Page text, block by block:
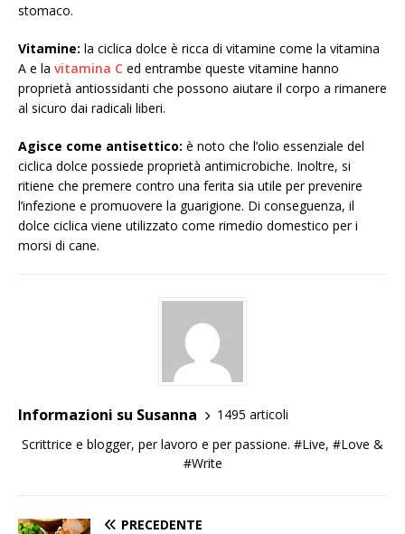
stomaco.
Vitamine: la ciclica dolce è ricca di vitamine come la vitamina
A e la vitamina C ed entrambe queste vitamine hanno
proprietà antiossidanti che possono aiutare il corpo a rimanere
al sicuro dai radicali liberi.
Agisce come antisettico: è noto che l’olio essenziale del
ciclica dolce possiede proprietà antimicrobiche. Inoltre, si
ritiene che premere contro una ferita sia utile per prevenire
l’infezione e promuovere la guarigione. Di conseguenza, il
dolce ciclica viene utilizzato come rimedio domestico per i
morsi di cane.
Informazioni su Susanna
1495 articoli
Scrittrice e blogger, per lavoro e per passione. #Live, #Love &
#Write
PRECEDENTE